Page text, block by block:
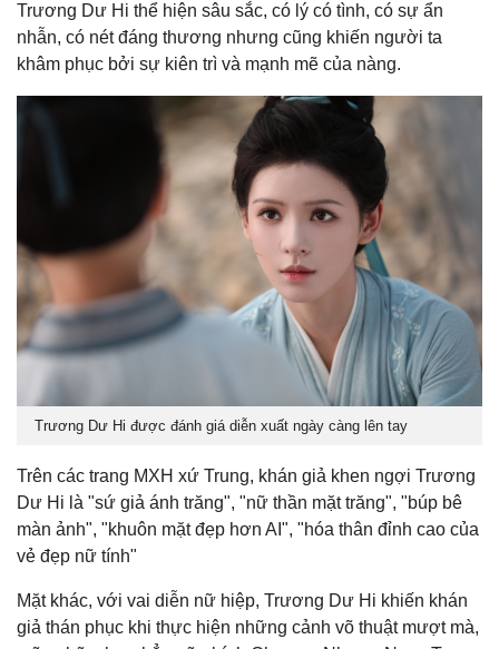
Trương Dư Hi thể hiện sâu sắc, có lý có tình, có sự ẩn
nhẫn, có nét đáng thương nhưng cũng khiến người ta
khâm phục bởi sự kiên trì và mạnh mẽ của nàng.
Trương Dư Hi được đánh giá diễn xuất ngày càng lên tay
Trên các trang MXH xứ Trung, khán giả khen ngợi Trương
Dư Hi là "sứ giả ánh trăng", "nữ thần mặt trăng", "búp bê
màn ảnh", "khuôn mặt đẹp hơn AI", "hóa thân đỉnh cao của
vẻ đẹp nữ tính"
Mặt khác, với vai diễn nữ hiệp, Trương Dư Hi khiến khán
giả thán phục khi thực hiện những cảnh võ thuật mượt mà,